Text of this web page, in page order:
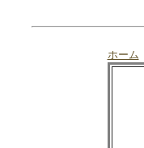
ホーム